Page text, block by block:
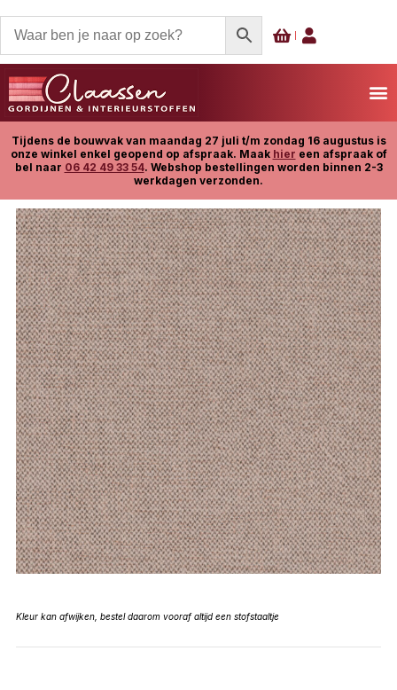
Tijdens de bouwvak van maandag 27 juli t/m zondag 16 augustus is
onze winkel enkel geopend op afspraak. Maak hier een afspraak of
bel naar 06 42 49 33 54. Webshop bestellingen worden binnen 2-3
werkdagen verzonden.
Kleur kan afwijken, bestel daarom vooraf altijd een stofstaaltje